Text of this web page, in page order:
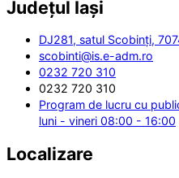
Județul Iași
DJ281, satul Scobinți,
scobinti@is.e-adm.ro
0232 720 310
0232 720 310
Program de lucru cu
luni - vineri 08:00 - 16:00
Localizare